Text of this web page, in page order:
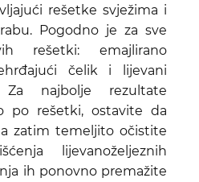
rešetke svježima i
Pogodno je za sve
rešetki: emajlirano
čelik i lijevani
najbolje rezultate
po rešetki, ostavite da
zatim temeljito očistite
lijevanoželjeznih
ih ponovno premažite